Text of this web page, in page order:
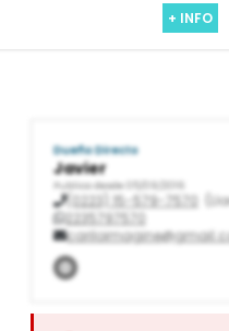
+ INFO
Dueño Directo
Javier
Publica desde 05/09/2016
(0223) 15-579-7570
2235797570